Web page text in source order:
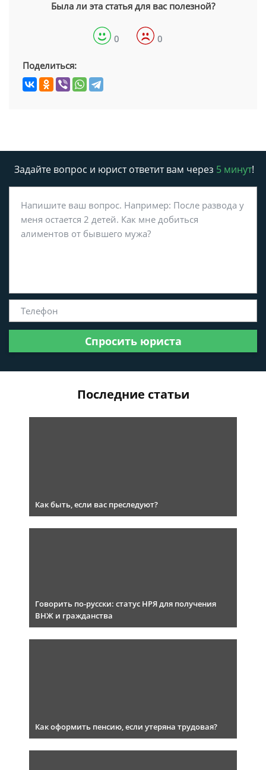
Была ли эта статья для вас полезной?
0 0
Поделиться:
Задайте вопрос и юрист ответит вам через 5 минут!
Спросить юриста
Последние статьи
Как быть, если вас преследуют?
Говорить по-русски: статус НРЯ для получения
ВНЖ и гражданства
Как оформить пенсию, если утеряна трудовая?